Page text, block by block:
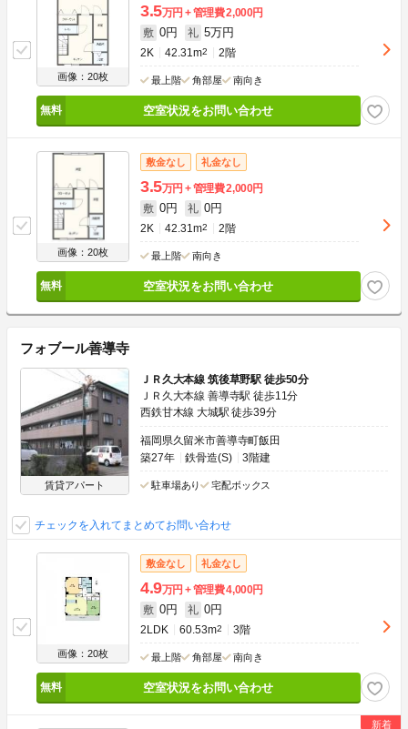
画像：20枚
3.5万円 管理費2,000円
敷 0円 礼 5万円
2K 42.31m2 2階
最上階 角部屋 南向き
空室状況をお問い合わせ
画像：20枚
敷金なし 礼金なし
3.5万円 管理費2,000円
敷 0円 礼 0円
2K 42.31m2 2階
最上階 南向き
空室状況をお問い合わせ
フォブール善導寺
賃貸アパート
ＪＲ久大本線 筑後草野駅 徒歩50分
ＪＲ久大本線 善導寺駅 徒歩11分
西鉄甘木線 大城駅 徒歩39分
福岡県久留米市善導寺町飯田
築27年
鉄骨造(S) 3階建
駐車場あり 宅配ボックス
チェックを入れてまとめてお問い合わせ
画像：20枚
敷金なし 礼金なし
4.9万円 管理費4,000円
敷 0円 礼 0円
2LDK 60.53m2 3階
最上階 角部屋 南向き
空室状況をお問い合わせ